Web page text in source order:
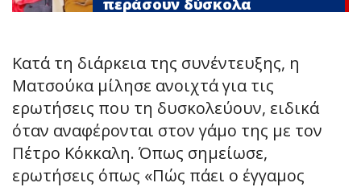
περάσουν δύσκολα
Κατά τη διάρκεια της συνέντευξης, η
Ματσούκα μίλησε ανοιχτά για τις
ερωτήσεις που τη δυσκολεύουν, ειδικά
όταν αναφέρονται στον γάμο της με τον
Πέτρο Κόκκαλη. Όπως σημείωσε,
ερωτήσεις όπως «Πώς πάει ο έγγαμος